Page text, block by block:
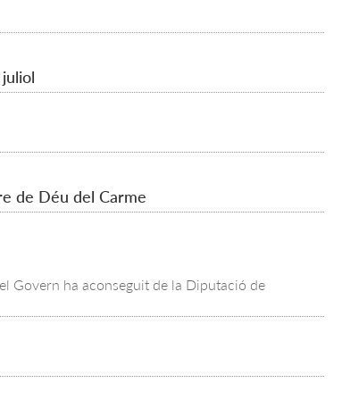
de Déu del Carme
Govern ha aconseguit de la Diputació de